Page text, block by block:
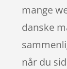
mange
danske
når du